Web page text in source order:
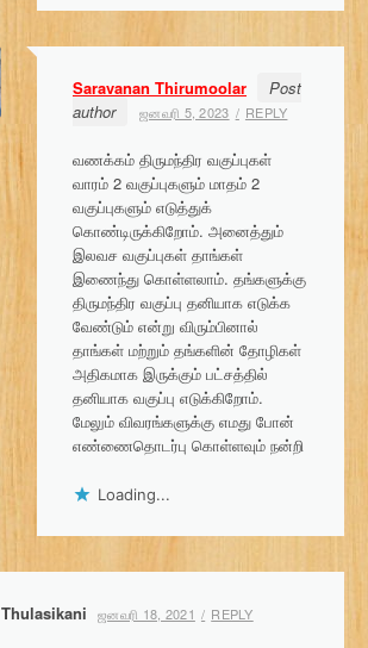
Saravanan Thirumoolar
Post
author
ஜனவரி 5, 2023 REPLY
வணக்கம் திருமந்திர வகுப்புகள்
வாரம் 2 வகுப்புகளும் மாதம் 2
வகுப்புகளும் எடுத்துக்
கொண்டிருக்கிறோம். அனைத்தும்
இலவச வகுப்புகள் தாங்கள்
இணைந்து கொள்ளலாம். தங்களுக்கு
திருமந்திர வகுப்பு தனியாக எடுக்க
வேண்டும் என்று விரும்பினால்
தாங்கள் மற்றும் தங்களின் தோழிகள்
அதிகமாக இருக்கும் பட்சத்தில்
தனியாக வகுப்பு எடுக்கிறோம்.
மேலும் விவரங்களுக்கு எமது போன்
எண்ணைதொடர்பு கொள்ளவும் நன்றி
Loading...
Thulasikani ஜனவரி 18, 2021 REPLY